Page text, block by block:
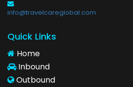
info@travelcareglobal.com
Quick Links
Home
Inbound
Outbound